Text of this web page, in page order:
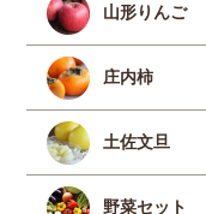
山形りんご
庄内柿
土佐文旦
野菜セット